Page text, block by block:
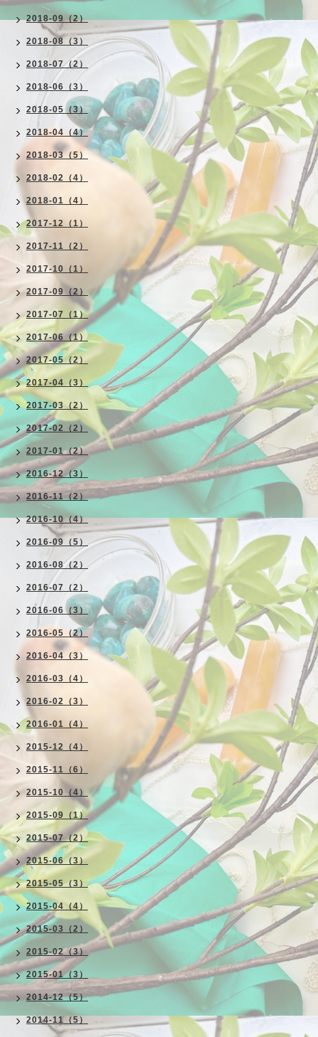
2018-09（2）
2018-08（3）
2018-07（2）
2018-06（3）
2018-05（3）
2018-04（4）
2018-03（5）
2018-02（4）
2018-01（4）
2017-12（1）
2017-11（2）
2017-10（1）
2017-09（2）
2017-07（1）
2017-06（1）
2017-05（2）
2017-04（3）
2017-03（2）
2017-02（2）
2017-01（2）
2016-12（3）
2016-11（2）
2016-10（4）
2016-09（5）
2016-08（2）
2016-07（2）
2016-06（3）
2016-05（2）
2016-04（3）
2016-03（4）
2016-02（3）
2016-01（4）
2015-12（4）
2015-11（6）
2015-10（4）
2015-09（1）
2015-07（2）
2015-06（3）
2015-05（3）
2015-04（4）
2015-03（2）
2015-02（3）
2015-01（3）
2014-12（5）
2014-11（5）